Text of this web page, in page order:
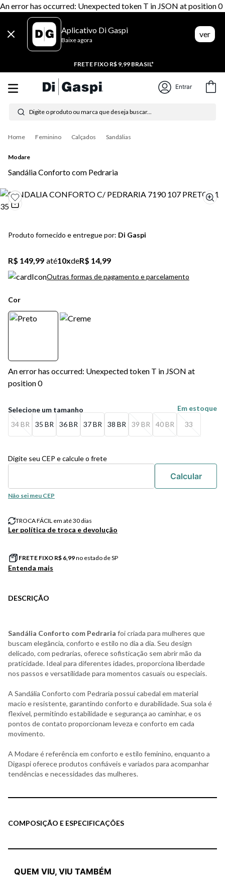
An error has occurred: Unexpected token T in JSON at position 0
Aplicativo Di Gaspi
Baixe agora
ver
FRETE FIXO R$ 9,99 BRASIL*
Entrar
Digite o produto ou marca que deseja buscar...
Feminino Calçados Sandálias
Modare
Sandália Conforto com Pedraria
Produto fornecido e entregue por: Di Gaspi
R$ 149,99 até10xdeR$ 14,99
Outras formas de pagamento e parcelamento
Cor
An error has occurred: Unexpected token T in JSON at
position 0
34 BR 35 BR 36 BR 37 BR 38 BR 39 BR 40 BR 33
Em estoque
Digite seu CEP e calcule o frete
Não sei meu CEP
TROCA FÁCIL em até 30 dias
Ler política de troca e devolução
FRETE FIXO R$ 6,99no estado de SP
Entenda mais
DESCRIÇÃO
Sandália Conforto com Pedraria foi criada para mulheres que
buscam elegância, conforto e estilo no dia a dia. Seu design
delicado, com pedrarias, oferece sofisticação sem abrir mão da
praticidade. Ideal para diferentes idades, proporciona liberdade
nos passos e versatilidade para momentos casuais ou especiais.
A Sandália Conforto com Pedraria possui cabedal em material
macio e resistente, garantindo conforto e durabilidade. Sua sola é
flexível, permitindo estabilidade e segurança ao caminhar, e os
pontos de contato proporcionam leveza e conforto em cada
movimento.
A Modare é referência em conforto e estilo feminino, enquanto a
Digaspi oferece produtos confiáveis e variados para acompanhar
tendências e necessidades das mulheres.
COMPOSIÇÃO E ESPECIFICAÇÕES
QUEM VIU, VIU TAMBÉM
Termos mais buscados
1º tenis
4º tênis masculino
7º
9º chuteira